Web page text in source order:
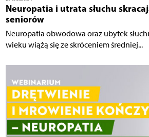
Neuropatia i utrata słuchu
seniorów
Neuropatia obwodowa oraz ubytek
wieku wiążą się ze skróceniem średniej...